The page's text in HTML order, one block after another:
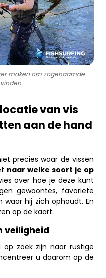
maken om zogenaamde
van vis
aan de hand
precies waar de vissen
naar welke soort je op
over hoe je deze kunt
gewoontes, favoriete
hij zich ophoudt. En
op de kaart.
veiligheid
op zoek zijn naar rustige
u daarom op de